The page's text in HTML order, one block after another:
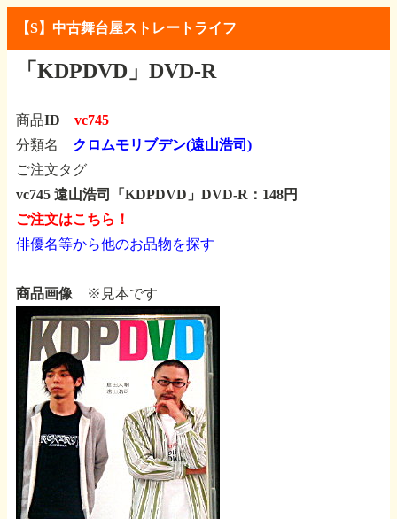
【S】中古舞台屋ストレートライフ
「KDPDVD」DVD-R
商品ID vc745
分類名 クロムモリブデン(遠山浩司)
ご注文タグ
vc745 遠山浩司「KDPDVD」DVD-R：148円
ご注文はこちら！
俳優名等から他のお品物を探す
商品画像 ※見本です